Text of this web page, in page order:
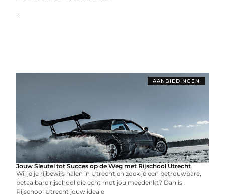
...
AANBIEDINGEN
Jouw Sleutel tot Succes op de Weg met Rijschool Utrecht
Wil je je rijbewijs halen in Utrecht en zoek je een betrouwbare,
betaalbare rijschool die echt met jou meedenkt? Dan is
Rijschool Utrecht jouw ideale